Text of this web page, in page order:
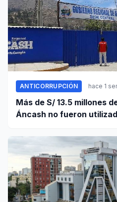
ANTICORRUPCIÓN hace 1
Más de S/ 13.5 millones
Áncash no fueron